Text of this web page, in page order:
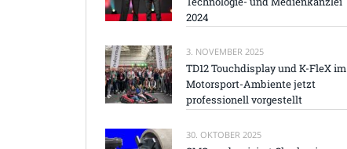
2024
3. NOVEMBER 2025
TD12 Touchdisplay und K-FleX im
Motorsport-Ambiente jetzt
professionell vorgestellt
30. OKTOBER 2025